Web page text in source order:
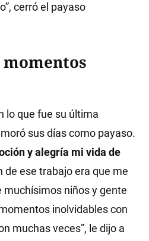
cerró el payaso
lo que fue su última
sus días como payaso.
y alegría mi vida de
de ese trabajo era que me
niños y gente
inolvidables con
muchas veces”, le dijo a